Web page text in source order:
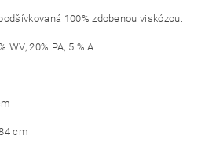
100% zdobenou viskózou.
WV, 20% PA, 5 % A.
cm